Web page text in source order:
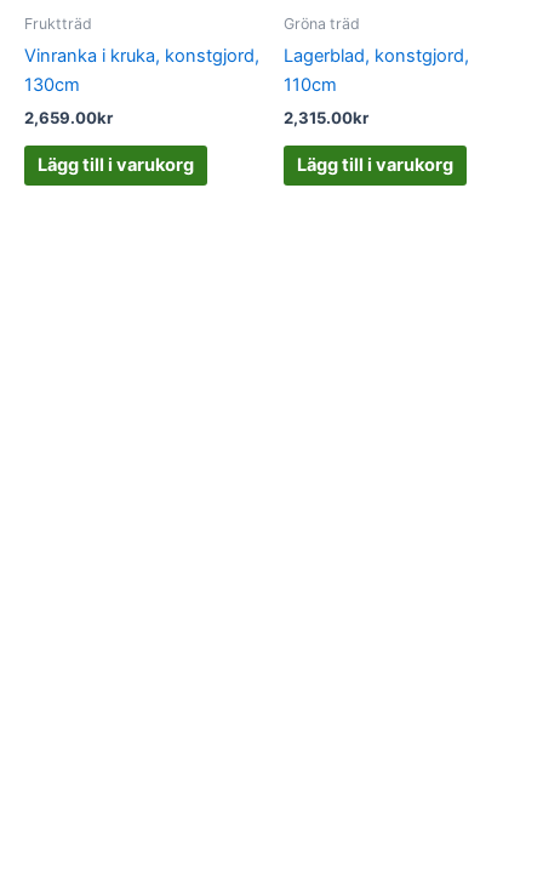
Fruktträd
Vinranka i kruka, konstgjord,
130cm
2,659.00kr
Lägg till i varukorg
Gröna träd
Lagerblad, konstgjord,
110cm
2,315.00kr
Lägg till i varukorg